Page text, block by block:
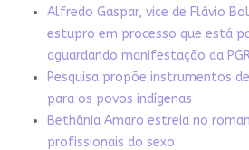
Alfredo Gaspar, vice de Flávio
estupro em processo que está
aguardando manifestação da
Pesquisa propõe instrumentos
para os povos indígenas
Bethânia Amaro estreia no
profissionais do sexo